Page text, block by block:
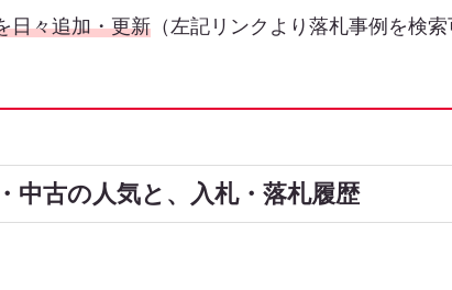
日々追加・更新（左記リンクより落札事例を検索
中古の人気と、入札・落札履歴